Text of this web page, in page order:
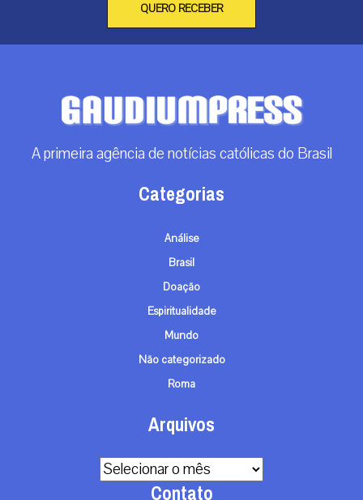
QUERO RECEBER
A primeira agência de notícias católicas do Brasil
Categorias
Análise
Brasil
Doação
Espiritualidade
Mundo
Não categorizado
Roma
Arquivos
Arquivos
Contato